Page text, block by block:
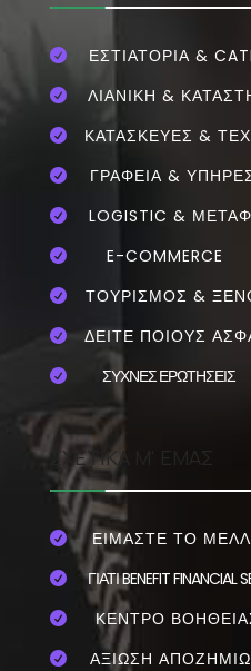
 ΕΣΤΙΑΤΌΡΙΑ &
 ΛΙΑΝΙΚΗ &
 ΚΑΤΑΣΚΕΥΕΣ &
 ΓΡΑΦΕΙΑ &
 LOGISTIC &
 E-COMMERCE
 ΤΟΥΡΙΣΜΟΣ &
 ΔΕΙΤΕ ΠΟΙΟΥΣ
 ΣΥΧΝΕΣ ΕΡΩΤΗΣΕΙΣ
ΣΧΕΤΙΚΑ Μ' ΕΜΑΣ
 ΕΙΜΑΣΤΕ ΤΟ
 ΓΙΑΤΙ BENEFIT FINANCIAL
 ΚΕΝΤΡΟ
 ΑΞΙΩΣΗ